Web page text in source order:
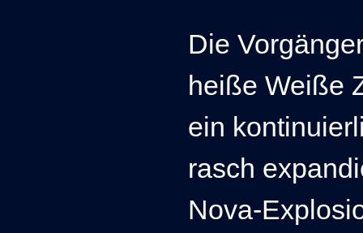
Die
heiße Weiße
ein
rasch
Nova-